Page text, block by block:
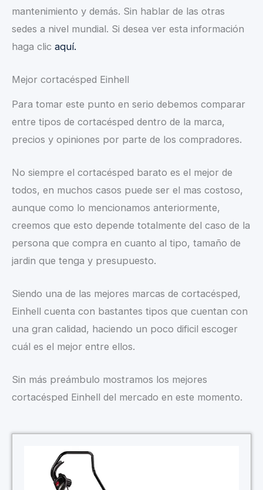
mantenimiento y demás. Sin hablar de las otras
sedes a nivel mundial. Si desea ver esta información
haga clic aquí.
Mejor cortacésped Einhell
Para tomar este punto en serio debemos comparar
entre tipos de cortacésped dentro de la marca,
precios y opiniones por parte de los compradores.
No siempre el cortacésped barato es el mejor de
todos, en muchos casos puede ser el mas costoso,
aunque como lo mencionamos anteriormente,
creemos que esto depende totalmente del caso de la
persona que compra en cuanto al tipo, tamaño de
jardin que tenga y presupuesto.
Siendo una de las mejores marcas de cortacésped,
Einhell cuenta con bastantes tipos que cuentan con
una gran calidad, haciendo un poco dificil escoger
cuál es el mejor entre ellos.
Sin más preámbulo mostramos los mejores
cortacésped Einhell del mercado en este momento.